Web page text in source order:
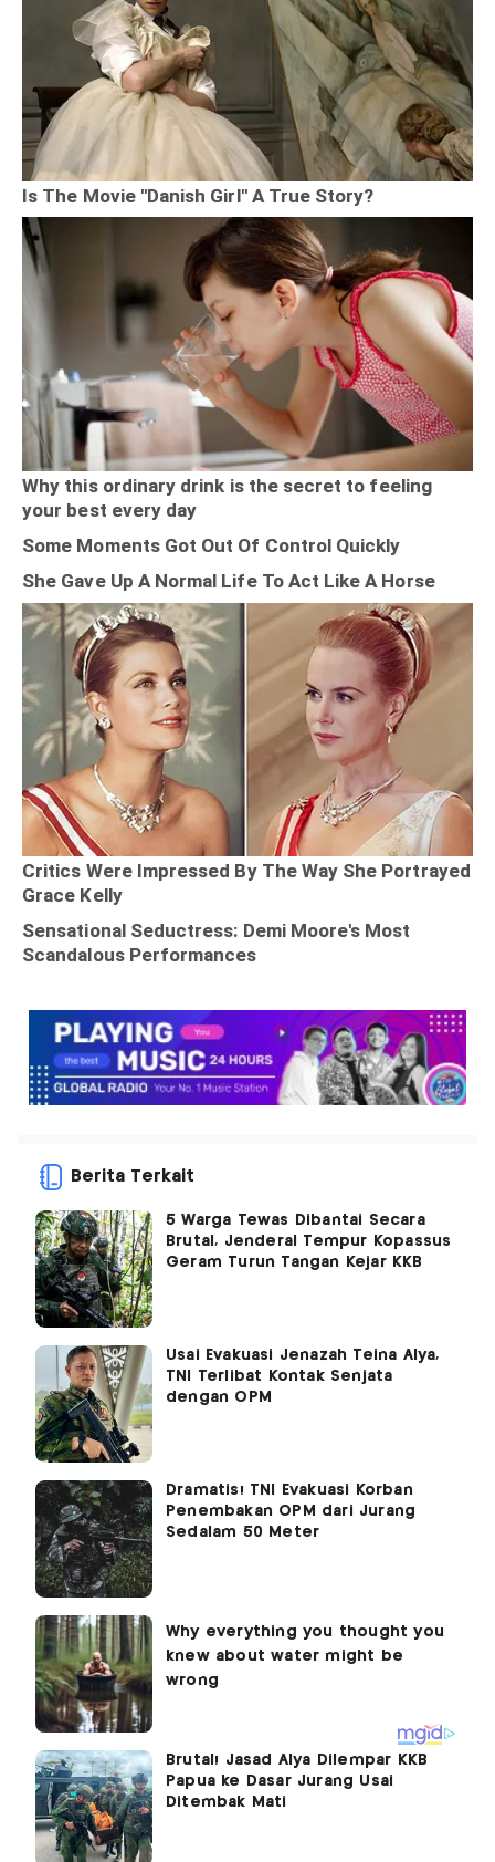
Berita Terkait
5 Warga Tewas Dibantai Secara
Brutal, Jenderal Tempur Kopassus
Geram Turun Tangan Kejar KKB
Usai Evakuasi Jenazah Teina Alya,
TNI Terlibat Kontak Senjata
dengan OPM
Dramatis! TNI Evakuasi Korban
Penembakan OPM dari Jurang
Sedalam 50 Meter
Brutal! Jasad Alya Dilempar KKB
Papua ke Dasar Jurang Usai
Ditembak Mati